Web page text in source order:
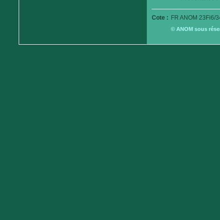
Cote : FR ANOM 23Fi6/
© ANOM sous